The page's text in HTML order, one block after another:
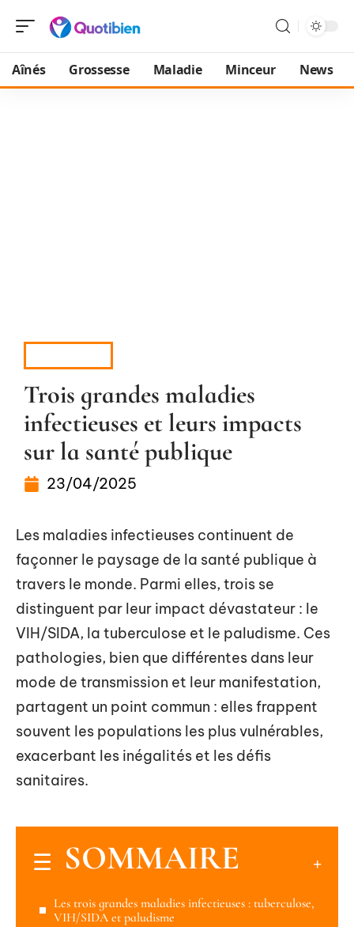
Aînés Grossesse Maladie Minceur News
Trois grandes maladies
infectieuses et leurs impacts
sur la santé publique
23/04/2025
Les maladies infectieuses continuent de
façonner le paysage de la santé publique à
travers le monde. Parmi elles, trois se
distinguent par leur impact dévastateur : le
VIH/SIDA, la tuberculose et le paludisme. Ces
pathologies, bien que différentes dans leur
mode de transmission et leur manifestation,
partagent un point commun : elles frappent
souvent les populations les plus vulnérables,
exacerbant les inégalités et les défis
sanitaires.
SOMMAIRE
Les trois grandes maladies infectieuses : tuberculose,
VIH/SIDA et paludisme